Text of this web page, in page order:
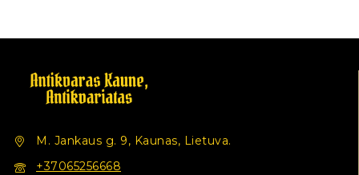
M. Jankaus g. 9, Kaunas, Lietuva.
+37065256668